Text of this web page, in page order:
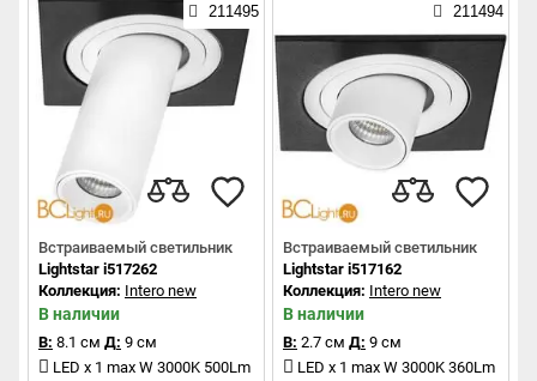
211495
Встраиваемый светильник
Lightstar i517262
Коллекция: Intero new
В наличии
В: 8.1 см Д: 9 см
LED x 1 max W 3000K 500Lm
211494
Встраиваемый светильник
Lightstar i517162
Коллекция: Intero new
В наличии
В: 2.7 см Д: 9 см
LED x 1 max W 3000K 360Lm